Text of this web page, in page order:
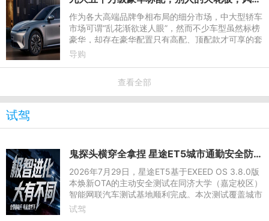
作为各大高端品牌争相布局的细分市场，中大型轿车
市场可谓“乱花渐欲迷人眼”，然而不少车型虽然标榜
豪华，却存在豪华配置只有高配、顶配款才可享的套
路。作为奇瑞首款C级旗舰轿车，风云A9L的出现打
导购
查看全部
试驾
鬼探头横穿全拿捏 星途ET5城市通勤安全防护再升级
2026年7月29日，星途ET5基于EXEED OS 3.8.0版
本焕新OTA的主动安全测试在同济大学（嘉定校区）
智能网联汽车测试基地顺利完成。本次测试覆盖城市
突发风险、低能见度通行、夜间连续避让以及泊车安
试驾